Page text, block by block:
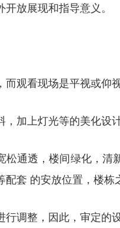
放展现和指导意义。
观看现场是平视或仰
加上灯光等的美化设
通透，楼间绿化，
套 的安放位置，楼栋
调整，因此，审定的